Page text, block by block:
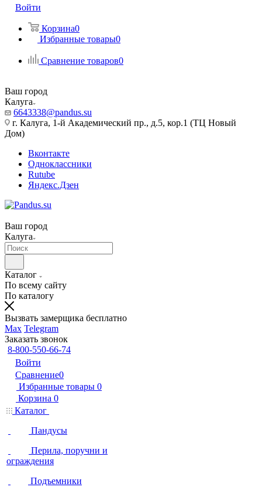
Войти
Корзина0
Избранные товары0
Сравнение товаров0
Ваш город
Калуга
6643338@pandus.su
г. Калуга, 1-й Академический пр., д.5, кор.1 (ТЦ Новый
Дом)
Вконтакте
Одноклассники
Rutube
Яндекс.Дзен
Ваш город
Калуга
Каталог
По всему сайту
По каталогу
Вызвать замерщика бесплатно
Max Telegram
Заказать звонок
8-800-550-66-74
Войти
Сравнение0
Избранные товары 0
Корзина 0
Каталог
Пандусы
Перила, поручни и
ограждения
Подъемники